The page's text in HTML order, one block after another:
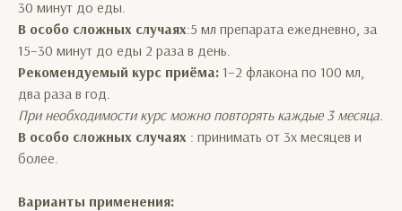
30 минут до еды.
В особо сложных случаях:5 мл препарата ежедневно, за
15–30 минут до еды 2 раза в день.
Рекомендуемый курс приёма: 1–2 флакона по 100 мл,
два раза в год.
При необходимости курс можно повторять каждые 3 месяца.
В особо сложных случаях : принимать от 3х месяцев и
более.
Варианты применения: